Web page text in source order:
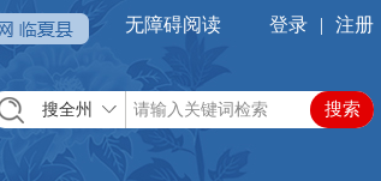
无障碍阅读 登录 | 注册
搜全州